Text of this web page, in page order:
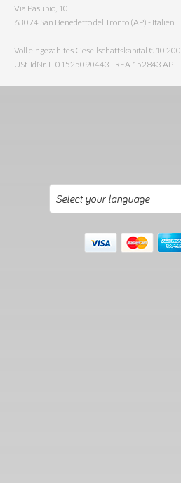
Via Pasubio, 10
63074 San Benedetto del Tronto (AP) - Italien
Voll eingezahltes Gesellschaftskapital € 10.200
USt-IdNr. IT01525090443 - REA 152843 AP